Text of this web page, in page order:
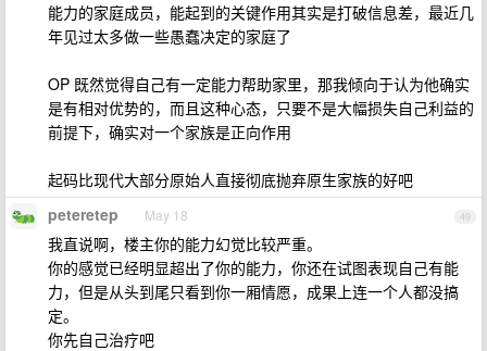
能力的家庭成员，能起到的关键作用其实是打破信息差，最近几
年见过太多做一些愚蠢决定的家庭了
OP 既然觉得自己有一定能力帮助家里，那我倾向于认为他确实
是有相对优势的，而且这种心态，只要不是大幅损失自己利益的
前提下，确实对一个家族是正向作用
起码比现代大部分原始人直接彻底抛弃原生家族的好吧
49
peteretep May 18
我直说啊，楼主你的能力幻觉比较严重。
你的感觉已经明显超出了你的能力，你还在试图表现自己有能
力，但是从头到尾只看到你一厢情愿，成果上连一个人都没搞
定。
你先自己治疗吧